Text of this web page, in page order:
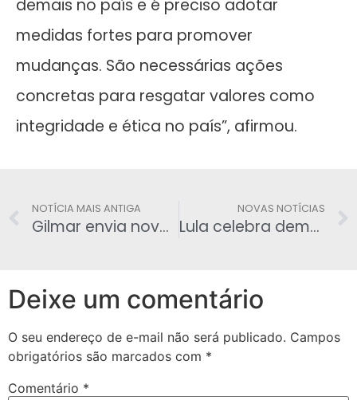
demais no país e é preciso adotar
medidas fortes para promover
mudanças. São necessárias ações
concretas para resgatar valores como
integridade e ética no país”, afirmou.
NOTÍCIA MAIS ANTIGA
Gilmar envia novo pedido à PGR para investigar Dilma
NOVAS NOTÍCIAS
Lula celebra democracia e cutuca ‘Lula inflável‘
Deixe um comentário
O seu endereço de e-mail não será publicado. Campos
obrigatórios são marcados com *
Comentário *